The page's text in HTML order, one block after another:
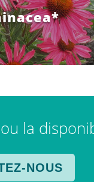
la
NOUS